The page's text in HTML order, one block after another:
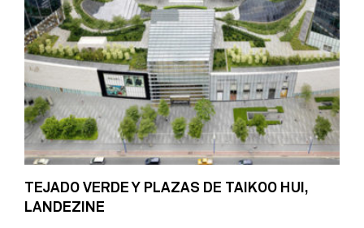
TEJADO VERDE Y PLAZAS DE TAIKOO HUI,
LANDEZINE